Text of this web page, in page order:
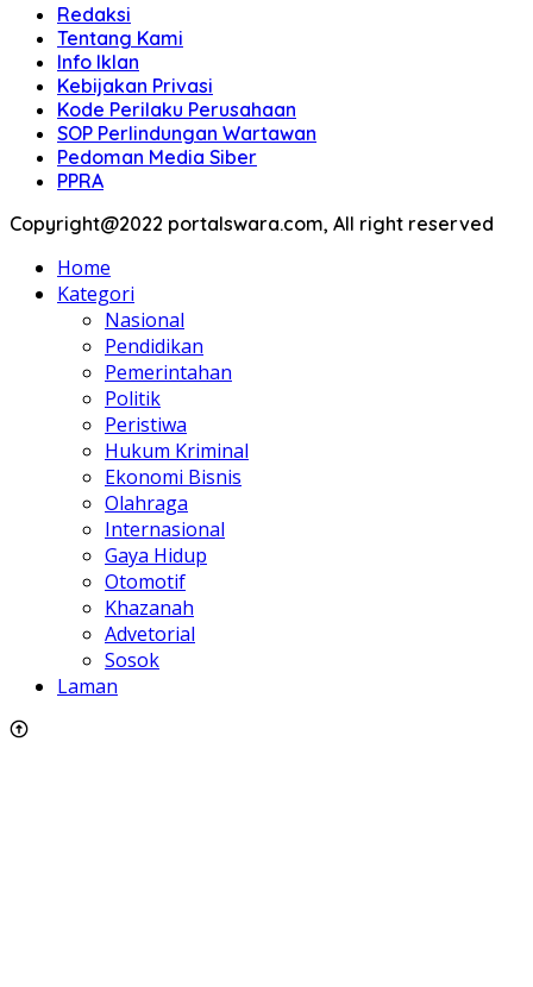
Redaksi
Tentang Kami
Info Iklan
Kebijakan Privasi
Kode Perilaku Perusahaan
SOP Perlindungan Wartawan
Pedoman Media Siber
PPRA
Copyright@2022 portalswara.com, All right reserved
Home
Kategori
Nasional
Pendidikan
Pemerintahan
Politik
Peristiwa
Hukum Kriminal
Ekonomi Bisnis
Olahraga
Internasional
Gaya Hidup
Otomotif
Khazanah
Advetorial
Sosok
Laman